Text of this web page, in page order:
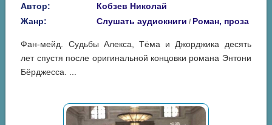
Автор:
Кобзев Николай
Жанр:
Слушать аудиокниги / Роман, проза
Фан-мейд. Судьбы Алекса, Тёма и Джорджика десять
лет спустя после оригинальной концовки романа Энтони
Бёрджесса. ...